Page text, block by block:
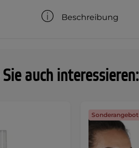
Beschreibung
auch interessieren:
Sonderangebot